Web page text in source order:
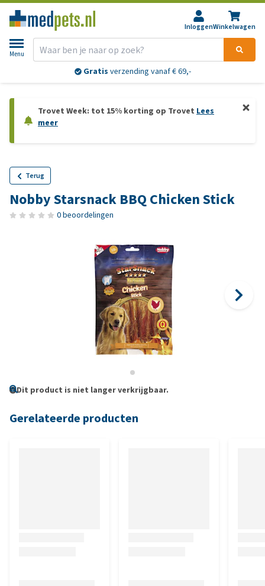
InloggenWinkelwagen
Menu
Gratis verzending vanaf € 69,-
Trovet Week: tot 15% korting op Trovet Lees
meer
Terug
Nobby Starsnack BBQ Chicken Stick
0 beoordelingen
Dit product is niet langer verkrijgbaar.
Gerelateerde producten